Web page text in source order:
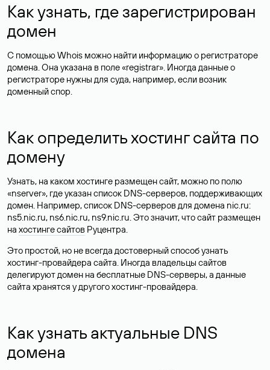
Как узнать, где зарегистрирован
домен
С помощью Whois можно найти информацию о регистраторе
домена. Она указана в поле «registrar». Иногда данные о
регистраторе нужны для суда, например, если возник
доменный спор.
Как определить хостинг сайта по
домену
Узнать, на каком хостинге размещен сайт, можно по полю
«nserver», где указан список DNS-серверов, поддерживающих
домен. Например, список DNS-серверов для домена nic.ru:
ns5.nic.ru, ns6.nic.ru, ns9.nic.ru. Это значит, что сайт размещен
на хостинге сайтов Руцентра.
Это простой, но не всегда достоверный способ узнать
хостинг-провайдера сайта. Иногда владельцы сайтов
делегируют домен на бесплатные DNS-серверы, а данные
сайта хранятся у другого хостинг-провайдера.
Как узнать актуальные DNS
домена